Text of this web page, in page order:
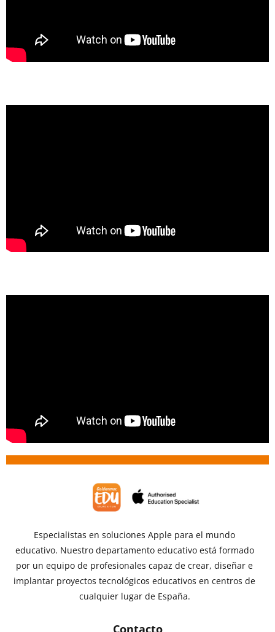
Especialistas en soluciones Apple para el mundo
educativo. Nuestro departamento educativo está formado
por un equipo de profesionales capaz de crear, diseñar e
implantar proyectos tecnológicos educativos en centros de
cualquier lugar de España.
Contacto